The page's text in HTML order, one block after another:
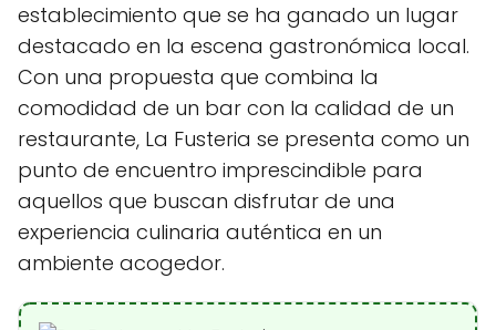
establecimiento que se ha ganado un lugar
destacado en la escena gastronómica local.
Con una propuesta que combina la
comodidad de un bar con la calidad de un
restaurante, La Fusteria se presenta como un
punto de encuentro imprescindible para
aquellos que buscan disfrutar de una
experiencia culinaria auténtica en un
ambiente acogedor.